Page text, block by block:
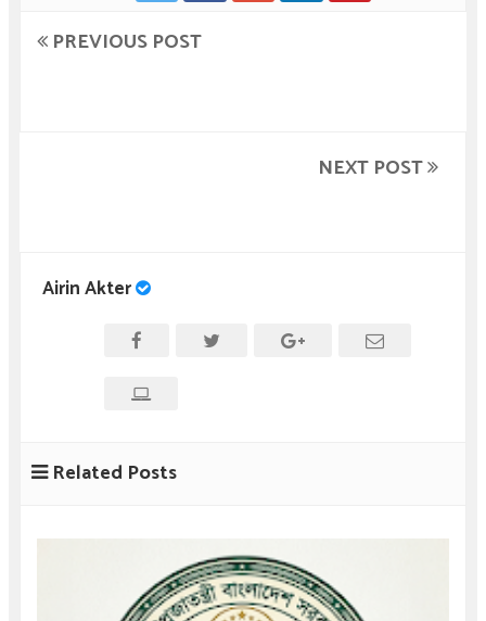
PREVIOUS POST
NEXT POST
Airin Akter
Related Posts